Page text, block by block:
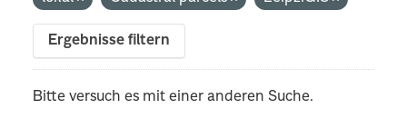
Ergebnisse filtern
Bitte versuch es mit einer anderen Suche.